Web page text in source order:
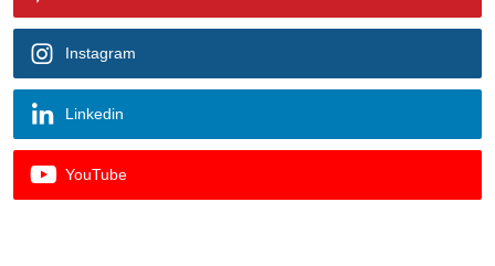
Instagram
Linkedin
YouTube